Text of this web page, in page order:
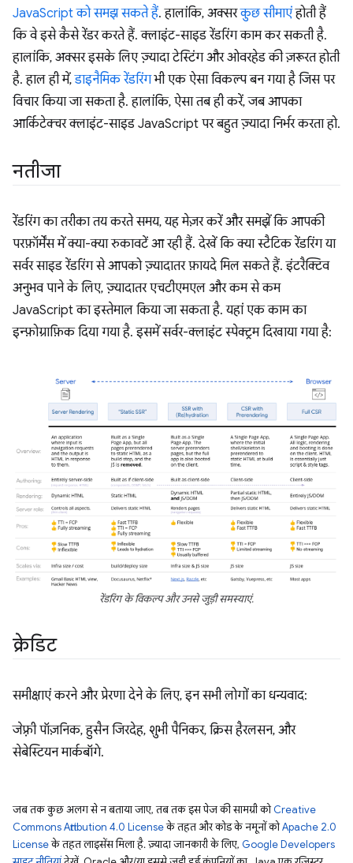
JavaScript को समझ सकते हैं. हालांकि, अक्सरकुछ सीमाएंहोती हैं
कि वे इसे कैसे रेंडर करते हैं. क्लाइंट-साइड रेंडरिंग काम कर सकती है.
हालांकि, अक्सर इसके लिए ज़्यादा टेस्टिंग और ओवरहेड की ज़रूरत होती
है. हाल ही में,डाइनैमिक रेंडरिंगभी एक ऐसा विकल्प बन गया है जिस पर
विचार किया जा सकता है. हालांकि, ऐसा तब ही करें, जब आपका
आर्किटेक्चर क्लाइंट-साइड JavaScript पर बहुत ज़्यादा निर्भर करता हो.
नतीजा
रेंडरिंग का तरीका तय करते समय, यह मेज़र करें और समझें कि आपकी
परफ़ॉर्मेंस में क्या-क्या रुकावटें आ रही हैं. देखें कि क्या स्टैटिक रेंडरिंग या
सर्वर साइड रेंडरिंग से आपको ज़्यादातर फ़ायदे मिल सकते हैं. इंटरैक्टिव
अनुभव पाने के लिए, ज़्यादातर एचटीएमएल और कम से कम
JavaScript का इस्तेमाल किया जा सकता है. यहां एक काम का
इन्फ़ोग्राफ़िक दिया गया है. इसमें सर्वर-क्लाइंट स्पेक्ट्रम दिखाया गया है:
रेंडरिंग के विकल्प और उनसे जुड़ी समस्याएं.
क्रेडिट
समीक्षाएं करने और प्रेरणा देने के लिए, इन सभी लोगों का धन्यवाद:
जेफ़्री पॉज़निक, हुसैन जिरदेह, शुभी पैनिकर, क्रिस हैरलसन, और
सेबेस्टियन मार्कबॉगे.
जब तक कुछ अलग से न बताया जाए, तब तक इस पेज की सामग्री कोCreative
Commons Attribution 4.0 Licenseके तहत और कोड के नमूनों कोApache 2.0
Licenseके तहत लाइसेंस मिला है. ज़्यादा जानकारी के लिए, Google Developers